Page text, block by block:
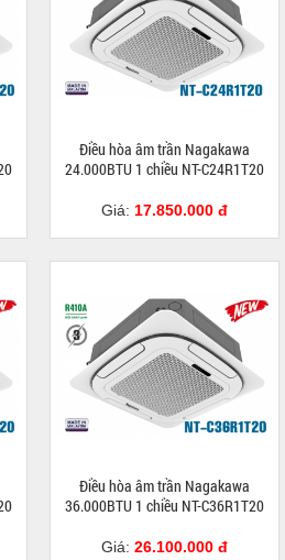
Điều hòa âm trần Nagakawa
24.000BTU 1 chiều NT-C24R1T20
Giá: 17.850.000 đ
Điều hòa âm trần Nagakawa
36.000BTU 1 chiều NT-C36R1T20
Giá: 26.100.000 đ